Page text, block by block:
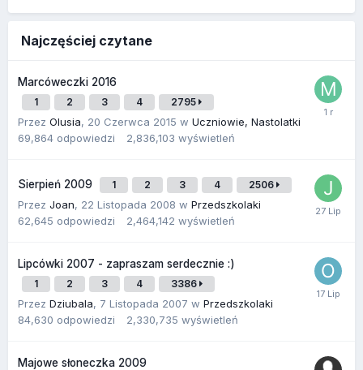
Najczęściej czytane
Marcóweczki 2016
1 2 3 4 2795
Przez Olusia, 20 Czerwca 2015 w Uczniowie, Nastolatki
69,864 odpowiedzi 2,836,103 wyświetleń
Sierpień 2009 1 2 3 4 2506
Przez Joan, 22 Listopada 2008 w Przedszkolaki
62,645 odpowiedzi 2,464,142 wyświetleń
Lipcówki 2007 - zapraszam serdecznie :)
1 2 3 4 3386
Przez Dziubala, 7 Listopada 2007 w Przedszkolaki
84,630 odpowiedzi 2,330,735 wyświetleń
Majowe słoneczka 2009